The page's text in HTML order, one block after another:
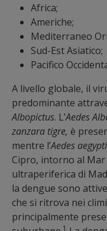
Africa;
Americhe;
Mediterraneo
Sud-Est Asiatico;
Pacifico
A livello globale, il
predominante
Albopictus. L’Aedes
zanzara tigre, è
mentre l’Aedes aegypti
Cipro, intorno al
ultraperiferica di
la dengue sono
che si ritrova nei
principalmente
1